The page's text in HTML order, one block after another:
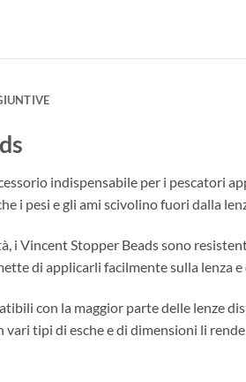
indispensabile per i pescatori
i pesi e gli ami scivolino fuori dalla
i Vincent Stopper Beads sono
di applicarli facilmente sulla lenza
con la maggior parte delle lenze
tipi di esche e di dimensioni li